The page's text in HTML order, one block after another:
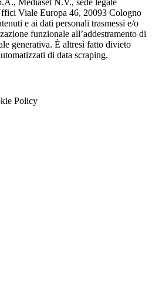
Viale Europa 46, 20093 Cologno
e ai dati personali trasmessi e/o
funzionale all’addestramento di
generativa. È altresì fatto divieto
di data scraping.
Policy